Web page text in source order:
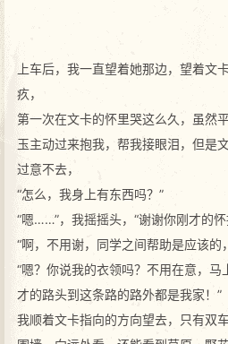
上车后，我一直望着她那边，望着文
疚，
第一次在文卡的怀里哭这么久，虽然
玉主动过来抱我，帮我接眼泪，但是
过意不去，
“怎么，我身上有东西吗？”
“嗯……”，我摇摇头，“谢谢你刚才的怀
“啊，不用谢，同学之间帮助是应该的
“嗯？你说我的衣领吗？不用在意，
才的路头到这条路的路外都是我家！”
我顺着文卡指向的方向望去，只有双